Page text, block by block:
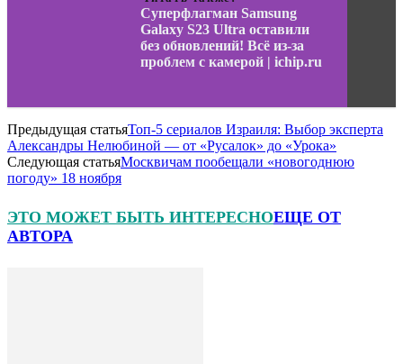
Суперфлагман Samsung
Galaxy S23 Ultra оставили
без обновлений! Всё из-за
проблем с камерой | ichip.ru
Предыдущая статьяТоп-5 сериалов Израиля: Выбор эксперта
Александры Нелюбиной — от «Русалок» до «Урока»
Следующая статьяМосквичам пообещали «новогоднюю
погоду» 18 ноября
ЭТО МОЖЕТ БЫТЬ ИНТЕРЕСНОЕЩЕ ОТ
АВТОРА